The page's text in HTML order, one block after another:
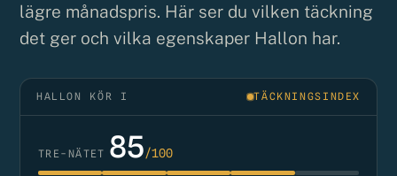
lägre månadspris. Här ser du vilken täckning
det ger och vilka egenskaper Hallon har.
HALLON KÖR I TÄCKNINGSINDEX
TRE-NÄTET 85/100